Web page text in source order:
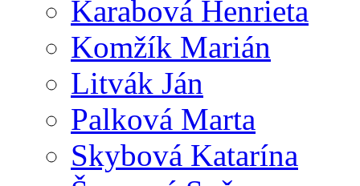
Karabová Henrieta
Komžík Marián
Litvák Ján
Palková Marta
Skybová Katarína